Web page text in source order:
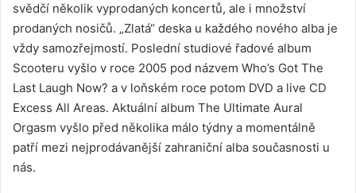
svědčí několik vyprodaných koncertů, ale i množství
prodaných nosičů. „Zlatá“ deska u každého nového alba je
vždy samozřejmostí. Poslední studiové řadové album
Scooteru vyšlo v roce 2005 pod názvem Who’s Got The
Last Laugh Now? a v loňském roce potom DVD a live CD
Excess All Areas. Aktuální album The Ultimate Aural
Orgasm vyšlo před několika málo týdny a momentálně
patří mezi nejprodávanější zahraniční alba současnosti u
nás.